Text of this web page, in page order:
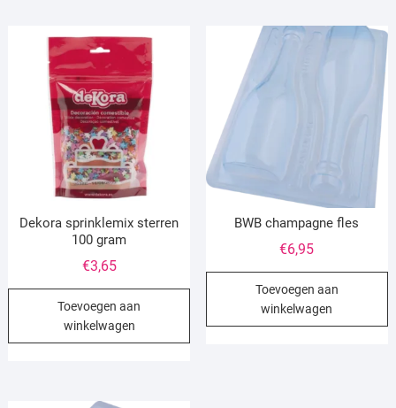
Dekora sprinklemix sterren
100 gram
€3,65
Toevoegen aan
winkelwagen
BWB champagne fles
€6,95
Toevoegen aan
winkelwagen